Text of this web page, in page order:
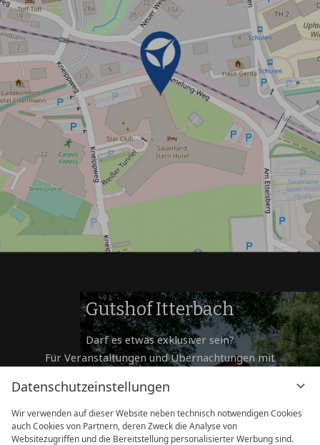
Datenschutzeinstellungen
Wir verwenden auf dieser Website neben technisch notwendigen Cookies
auch Cookies von Partnern, deren Zweck die Analyse von
Websitezugriffen und die Bereitstellung personalisierter Werbung sind.
Gutshof Itterbach
Darf es etwas exklusiver sein?
Für Veranstaltungen und Übernachtungen mit
privatem Ambiente empfehlen wir den Gutshof
Itterbach.
ZUM GUTSHOF ITTERBACH